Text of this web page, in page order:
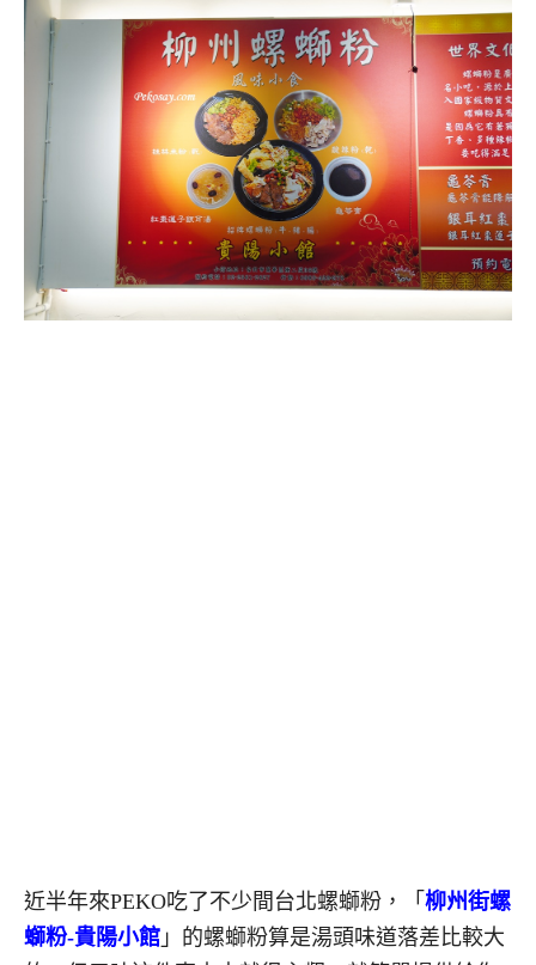
近半年來PEKO吃了不少間台北螺螄粉，「 柳州街螺
螄粉-貴陽小館 」的螺螄粉算是湯頭味道落差比較大